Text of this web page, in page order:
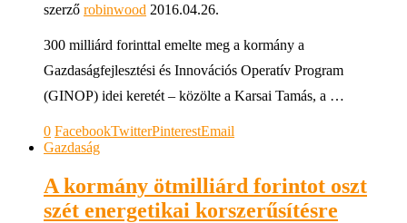
szerző robinwood 2016.04.26.
300 milliárd forinttal emelte meg a kormány a
Gazdaságfejlesztési és Innovációs Operatív Program
(GINOP) idei keretét – közölte a Karsai Tamás, a …
0 FacebookTwitterPinterestEmail
Gazdaság
A kormány ötmilliárd forintot oszt
szét energetikai korszerűsítésre